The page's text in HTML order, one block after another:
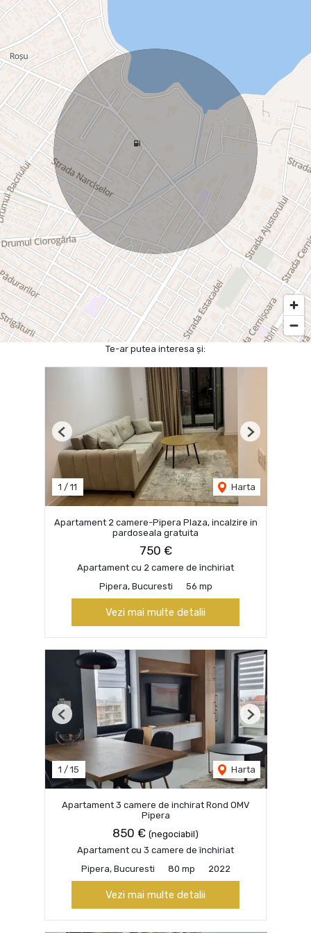
Te-ar putea interesa și:
1 / 11 Harta
Previous Next
Apartament 2 camere-Pipera Plaza, incalzire in
pardoseala gratuita
750 €
Apartament cu 2 camere de închiriat
Pipera, Bucuresti
56 mp
Vezi mai multe detalii
1 / 15 Harta
Previous Next
Apartament 3 camere de inchirat Rond OMV
Pipera
850 € (negociabil)
Apartament cu 3 camere de închiriat
Pipera, Bucuresti
80 mp 2022
Vezi mai multe detalii